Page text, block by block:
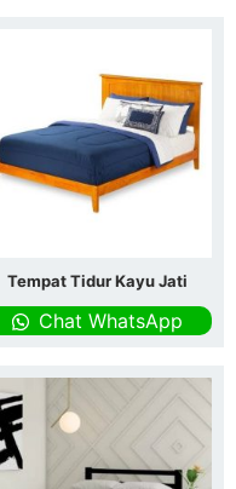
Tempat Tidur Kayu Jati
Chat WhatsApp